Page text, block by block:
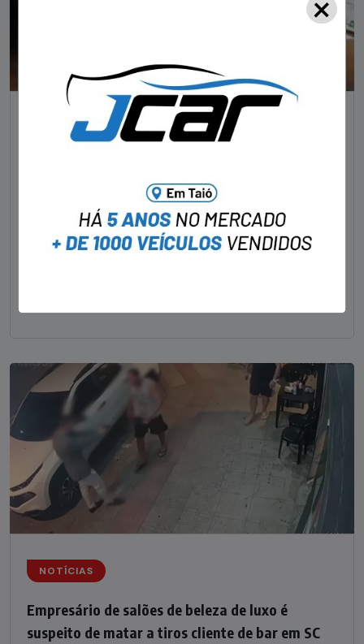
NOTÍCIAS
em bar morre em confronto com a polícia em SC
STAFF - OBV 29/01/2023
NOTÍCIAS
Empresário de salões de beleza de luxo é
suspeito de matar a tiros cliente de bar em SC